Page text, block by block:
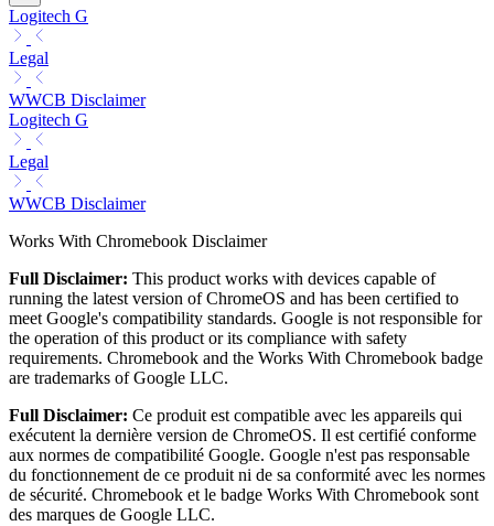
Logitech G
Legal
WWCB Disclaimer
Logitech G
Legal
WWCB Disclaimer
Works With Chromebook Disclaimer
Full Disclaimer: This product works with devices capable of
running the latest version of ChromeOS and has been certified to
meet Google's compatibility standards. Google is not responsible for
the operation of this product or its compliance with safety
requirements. Chromebook and the Works With Chromebook badge
are trademarks of Google LLC.
Full Disclaimer: Ce produit est compatible avec les appareils qui
exécutent la dernière version de ChromeOS. Il est certifié conforme
aux normes de compatibilité Google. Google n'est pas responsable
du fonctionnement de ce produit ni de sa conformité avec les normes
de sécurité. Chromebook et le badge Works With Chromebook sont
des marques de Google LLC.